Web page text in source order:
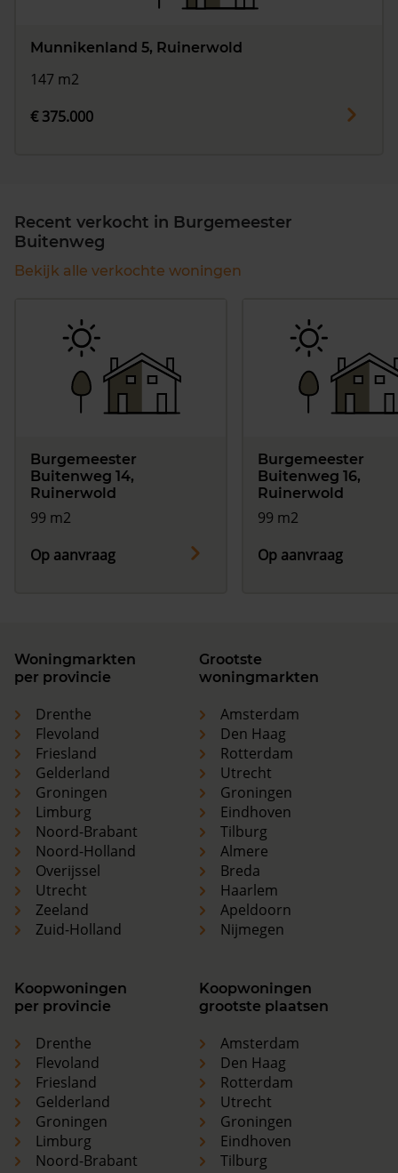
Munnikenland 5, Ruinerwold
147 m2
€ 375.000
Recent verkocht in Burgemeester
Buitenweg
Bekijk alle verkochte woningen
Burgemeester
Buitenweg 14,
Ruinerwold
99 m2
Op aanvraag
Burgemeester
Buitenweg 16,
Ruinerwold
99 m2
Op aanvraag
Woningmarkten
per provincie
Drenthe
Flevoland
Friesland
Gelderland
Groningen
Limburg
Noord-Brabant
Noord-Holland
Overijssel
Utrecht
Zeeland
Zuid-Holland
Grootste
woningmarkten
Amsterdam
Den Haag
Rotterdam
Utrecht
Groningen
Eindhoven
Tilburg
Almere
Breda
Haarlem
Apeldoorn
Nijmegen
Koopwoningen
per provincie
Drenthe
Flevoland
Friesland
Gelderland
Groningen
Limburg
Noord-Brabant
Koopwoningen
grootste plaatsen
Amsterdam
Den Haag
Rotterdam
Utrecht
Groningen
Eindhoven
Tilburg